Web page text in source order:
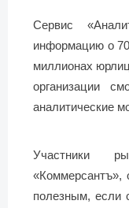
Сервис
информацию о
миллионах
организации
аналитические
Участники
«Коммерсантъ»,
полезным, если